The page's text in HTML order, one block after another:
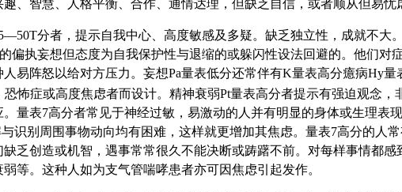
、智慧、人格平衡、合作、通情达理，但缺乏自信，或者顺从但易忧
分者，提示自我中心、高度敏感及多疑。缺乏独立性，成就不大
偏执妄想但态度为自我保护性与退缩的或躲闪性设法回避的。他们对
易阵怒以给对方压力。妄想Pa量表低分还常伴有K量表高分癔病Hy量
怖症或高度焦虑者而设计。精神衰弱Pt量表高分者提示有强迫观念
量表7高分者常见于神经过敏，易激动的人并有明显的身体或生理表
识别周围事物动向均有困难，这样就更增加其焦虑。量表7高分的人
乏创造或机智，遇事常常很久不能决断或踌躇不前。对每样事情都
等。这种人如为支气管喘哮患者亦可因焦虑引起发作。